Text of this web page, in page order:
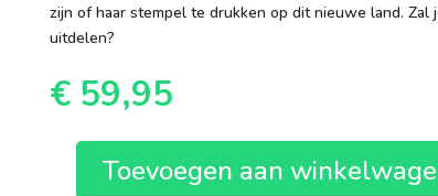
zijn of haar stempel te drukken op dit nieuwe land.
uitdelen?
€59,95
Toevoegen aan